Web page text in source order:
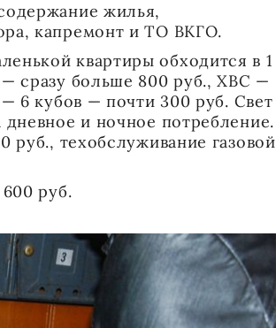
жилья,
капремонт и ТО ВКГО.
квартиры обходится в 1
сразу больше 800 руб., ХВС —
6 кубов — почти 300 руб. Свет
и ночное потребление.
техобслуживание газовой
руб.